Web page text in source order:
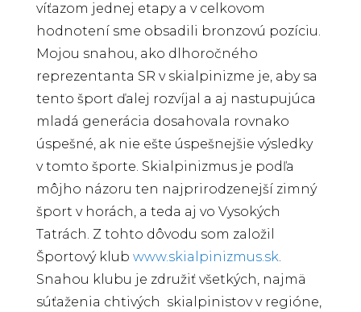
víťazom jednej etapy a v celkovom
hodnotení sme obsadili bronzovú pozíciu.
Mojou snahou, ako dlhoročného
reprezentanta SR v skialpinizme je, aby sa
tento šport ďalej rozvíjal a aj nastupujúca
mladá generácia dosahovala rovnako
úspešné, ak nie ešte úspešnejšie výsledky
v tomto športe. Skialpinizmus je podľa
môjho názoru ten najprirodzenejší zimný
šport v horách, a teda aj vo Vysokých
Tatrách. Z tohto dôvodu som založil
Športový klub www.skialpinizmus.sk.
Snahou klubu je združiť všetkých, najmä
súťaženia chtivých skialpinistov v regióne,